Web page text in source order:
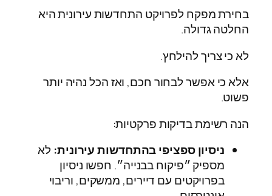
בחירת מפקח לפרויקט התחדשות עירונית היא
החלטה גדולה.
לא כי צריך להילחץ.
אלא כי אפשר לבחור חכם, ואז הכל נהיה יותר
פשוט.
הנה רשימת בדיקות פרקטיות:
ניסיון ספציפי בהתחדשות עירונית: לא
מספיק ״פיקוח בבנייה״. חפשו ניסיון
בפרויקטים עם דיירים, ממשקים, וריבוי